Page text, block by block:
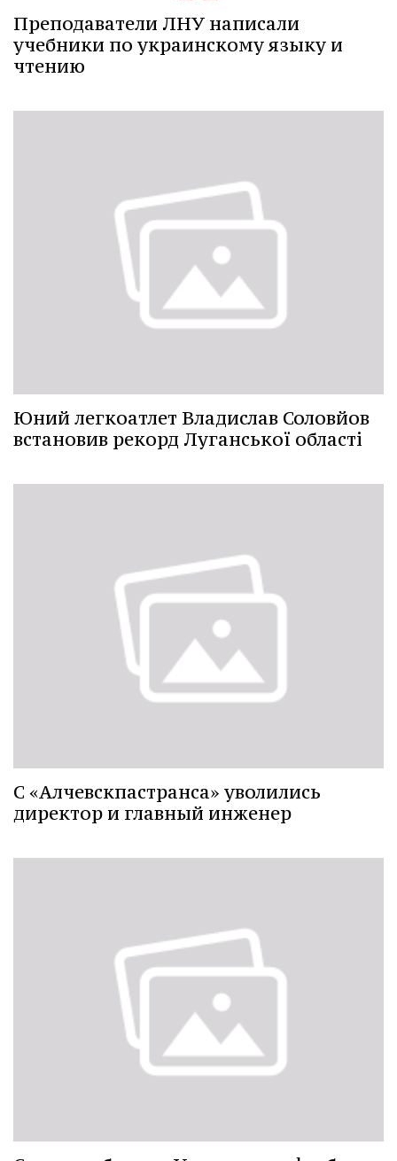
Преподаватели ЛНУ написали
учебники по украинскому языку и
чтению
Юний легкоатлет Владислав Соловйов
встановив рекорд Луганської області
С «Алчевскпастранса» уволились
директор и главный инженер